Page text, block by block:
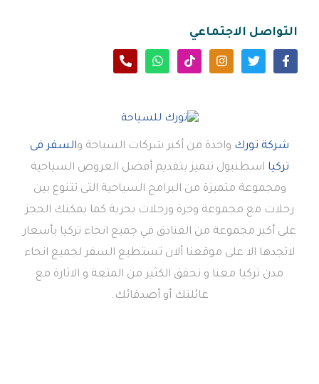
التواصل الاجتماعي
شركة تورك واحدة من أكبر شركات السياحة والسفر فى
تركيا اسطنبول تتميز بتقديم أفضل العروض السياحية
ومجموعة متميزة من البرامج السياحية التى تتنوع بين
رحلات مع مجموعة وحرة ورحلات بحرية كما يمكنك الحجز
على أكبر مجموعة من الفنادق في جميع انحاء تركيا بأسعار
لاتجدها الا على موقعنا ألان تستطيع السفر لجميع انحاء
مدن تركيا معنا و تحقق الكثير من المتعة و الاثارة مع
عائلتك أو أصدقائك.